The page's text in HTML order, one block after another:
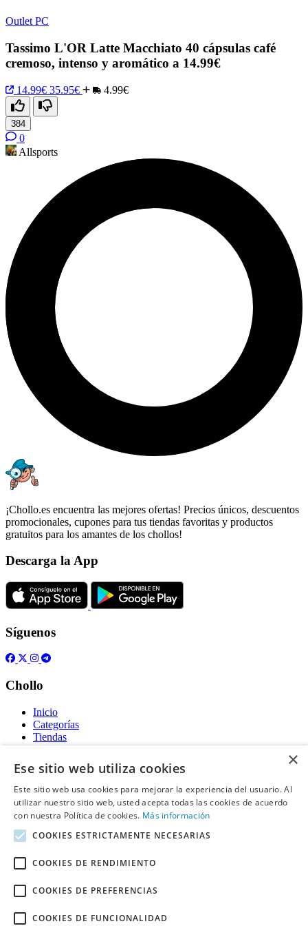
Outlet PC
Tassimo L'OR Latte Macchiato 40 cápsulas café
cremoso, intenso y aromático a 14.99€
14.99€ 35.95€ 4.99€
384
0
Allsports
¡Chollo.es encuentra las mejores ofertas! Precios únicos, descuentos
promocionales, cupones para tus tiendas favoritas y productos
gratuitos para los amantes de los chollos!
Descarga la App
Síguenos
Chollo
Inicio
Categorías
Tiendas
Gratis
Acerca de
Sobre nosotros
Contacto
Información legal
Declaración de cookies
Descargo de Responsabilidad
×
Ese sitio web utiliza cookies
Este sitio web usa cookies para mejorar la experiencia del usuario. Al
utilizar nuestro sitio web, usted acepta todas las cookies de acuerdo
con nuestra Política de cookies. Más información
COOKIES ESTRICTAMENTE NECESARIAS
COOKIES DE RENDIMIENTO
COOKIES DE PREFERENCIAS
COOKIES DE FUNCIONALIDAD